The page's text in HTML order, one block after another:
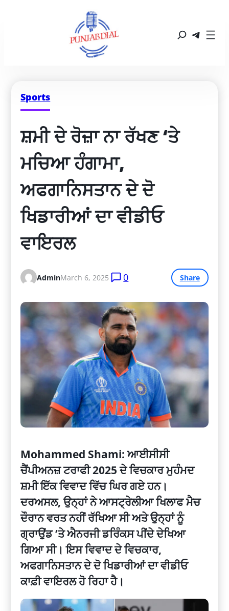
Sports
ਸ਼ਮੀ ਦੇ ਰੋਜ਼ਾ ਨਾ ਰੱਖਣ ‘ਤੇ
ਮਚਿਆ ਹੰਗਾਮਾ,
ਅਫਗਾਨਿਸਤਾਨ ਦੇ ਦੋ
ਖਿਡਾਰੀਆਂ ਦਾ ਵੀਡੀਓ
ਵਾਇਰਲ
AdminMarch 6, 2025 0 Share
Mohammed Shami: ਆਈਸੀਸੀ
ਚੈਂਪੀਅਨਜ਼ ਟਰਾਫੀ 2025 ਦੇ ਵਿਚਕਾਰ ਮੁਹੰਮਦ
ਸ਼ਮੀ ਇੱਕ ਵਿਵਾਦ ਵਿੱਚ ਘਿਰ ਗਏ ਹਨ।
ਦਰਅਸਲ, ਉਨ੍ਹਾਂ ਨੇ ਆਸਟ੍ਰੇਲੀਆ ਖਿਲਾਫ ਮੈਚ
ਦੌਰਾਨ ਵਰਤ ਨਹੀਂ ਰੱਖਿਆ ਸੀ ਅਤੇ ਉਨ੍ਹਾਂ ਨੂੰ
ਗ੍ਰਾਉਂਡ ‘ਤੇ ਐਨਰਜੀ ਡਰਿੰਕਸ ਪੀਂਦੇ ਦੇਖਿਆ
ਗਿਆ ਸੀ। ਇਸ ਵਿਵਾਦ ਦੇ ਵਿਚਕਾਰ,
ਅਫਗਾਨਿਸਤਾਨ ਦੇ ਦੋ ਖਿਡਾਰੀਆਂ ਦਾ ਵੀਡੀਓ
ਕਾਫ਼ੀ ਵਾਇਰਲ ਹੋ ਰਿਹਾ ਹੈ।